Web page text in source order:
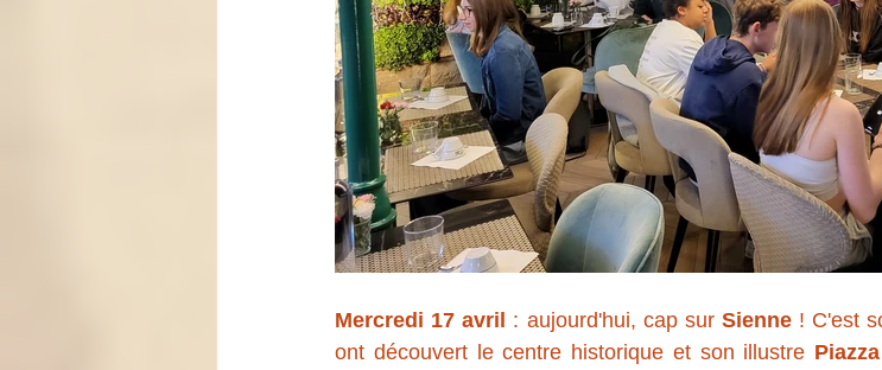
Mercredi 17 avril : aujourd'hui, cap sur Sienne ! C'est
ont découvert le centre historique et son illustre